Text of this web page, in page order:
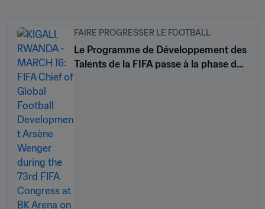
FAIRE PROGRESSER LE FOOTBALL
Le Programme de Développement des
Talents de la FIFA passe à la phase de